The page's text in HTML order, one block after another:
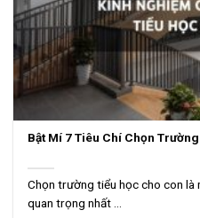
Bật Mí 7 Tiêu Chí Chọn
Chọn trường tiểu học cho con
quan trọng nhất ...